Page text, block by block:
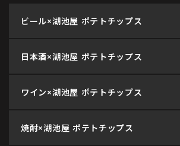
ビール×湖池屋 ポテトチップス
日本酒×湖池屋 ポテトチップス
ワイン×湖池屋 ポテトチップス
焼酎×湖池屋 ポテトチップス